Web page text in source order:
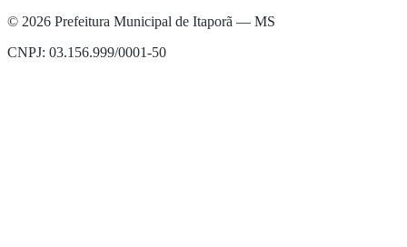
© 2026 Prefeitura Municipal de Itaporã — MS
CNPJ: 03.156.999/0001-50